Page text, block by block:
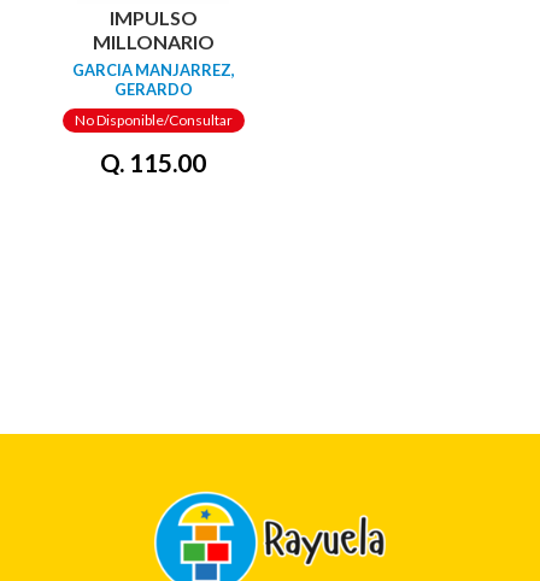
IMPULSO
MILLONARIO
GARCIA MANJARREZ,
GERARDO
No Disponible/Consultar
Q. 115.00